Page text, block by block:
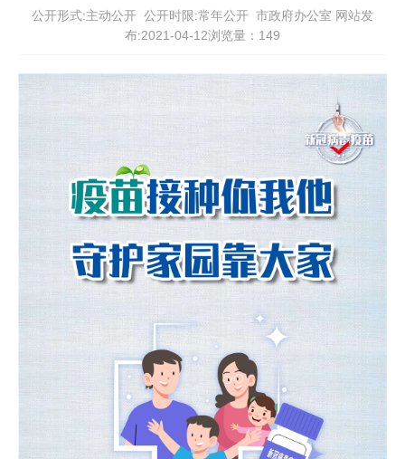
公开形式:主动公开 公开时限:常年公开 市政府办公室 网站发
布:2021-04-12浏览量： 149